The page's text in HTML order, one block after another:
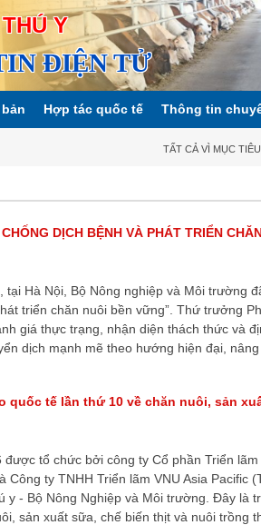
Y
ĐIỆN TỬ
Hợp tác quốc tế Thông tin
TẤT CẢ VÌ MỤC TIÊU
DỊCH BỆNH VÀ PHÁT TRIỂN
tại Hà Nội, Bộ Nông nghiệp và Môi trường
triển chăn nuôi bền vững”. Thứ trưởng
giá thực trạng, nhận diện thách thức và
dịch mạnh mẽ theo hướng hiện đại, nâng
quốc tế lần thứ 10 về chăn nuôi, sản
được tổ chức bởi công ty Cổ phần Triển
Công ty TNHH Triển lãm VNU Asia Pacific
y - Bộ Nông Nghiệp và Môi trường. Đây là
sản xuất sữa, chế biến thịt và nuôi trồng